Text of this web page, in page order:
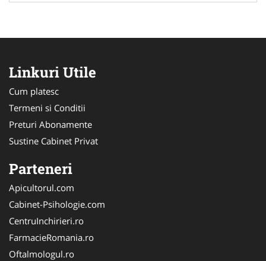
Linkuri Utile
Cum platesc
Termeni si Conditii
Preturi Abonamente
Sustine Cabinet Privat
Parteneri
Apicultorul.com
Cabinet-Psihologie.com
CentruInchirieri.ro
FarmacieRomania.ro
Oftalmologul.ro